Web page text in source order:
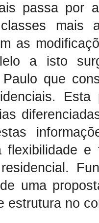
passa por
mais
as
a isto
que
Esta
flexibilidade
uma
estrutura no